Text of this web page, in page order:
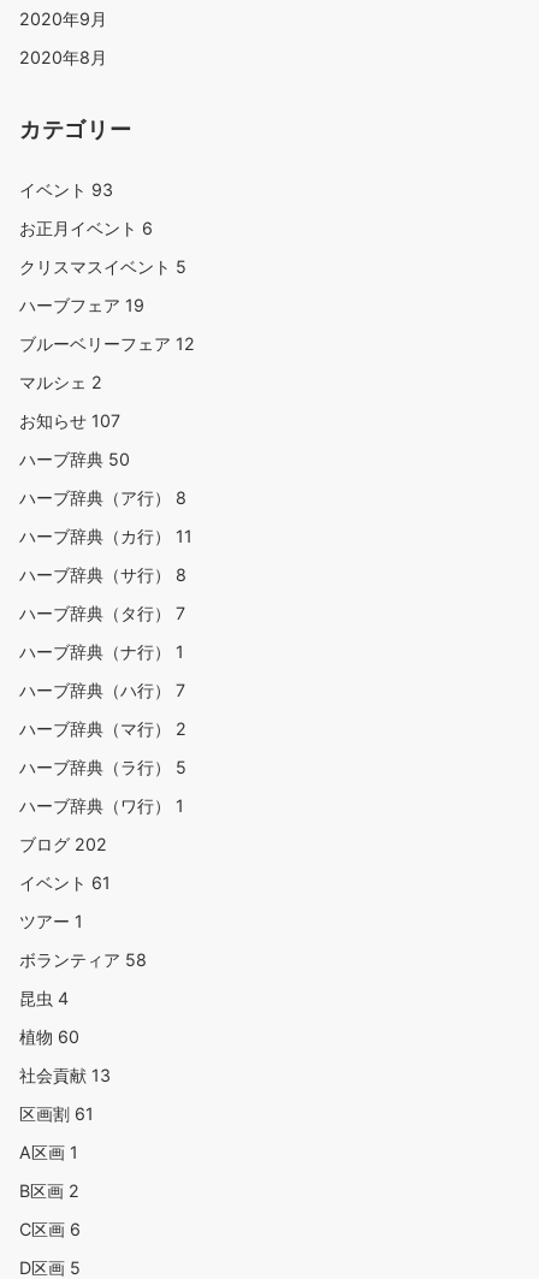
2020年9月
2020年8月
カテゴリー
イベント 93
お正月イベント 6
クリスマスイベント 5
ハーブフェア 19
ブルーベリーフェア 12
マルシェ 2
お知らせ 107
ハーブ辞典 50
ハーブ辞典（ア行） 8
ハーブ辞典（カ行） 11
ハーブ辞典（サ行） 8
ハーブ辞典（タ行） 7
ハーブ辞典（ナ行） 1
ハーブ辞典（ハ行） 7
ハーブ辞典（マ行） 2
ハーブ辞典（ラ行） 5
ハーブ辞典（ワ行） 1
ブログ 202
イベント 61
ツアー 1
ボランティア 58
昆虫 4
植物 60
社会貢献 13
区画割 61
A区画 1
B区画 2
C区画 6
D区画 5